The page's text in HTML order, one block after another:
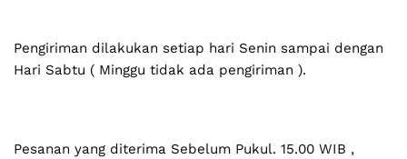
Pengiriman dilakukan setiap hari Senin sampai dengan
Hari Sabtu ( Minggu tidak ada pengiriman ).
Pesanan yang diterima Sebelum Pukul. 15.00 WIB ,